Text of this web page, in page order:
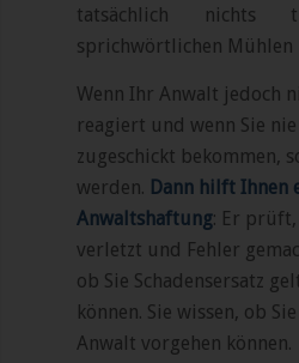
tatsächlich
sprichwörtlichen Mühlen
Wenn Ihr Anwalt jedoch
reagiert und wenn Sie
zugeschickt bekommen,
werden. Dann hilft Ihnen
Anwaltshaftung: Er
verletzt und Fehler
ob Sie Schadensersatz
können. Sie wissen, ob
Anwalt vorgehen können.